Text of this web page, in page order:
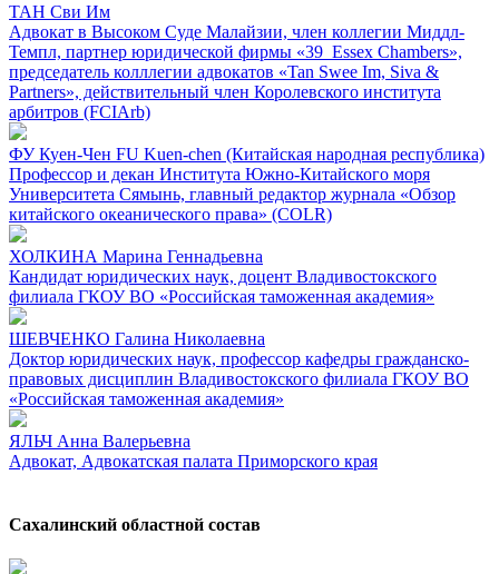
ТАН Сви Им
Адвокат в Высоком Суде Малайзии, член коллегии Миддл-
Темпл, партнер юридической фирмы «39 Essex Chambers»,
председатель колллегии адвокатов «Tan Swee Im, Siva &
Partners», действительный член Королевского института
арбитров (FCIArb)
ФУ Куен-Чен FU Kuen-chen (Китайская народная республика)
Профессор и декан Института Южно-Китайского моря
Университета Сямынь, главный редактор журнала «Обзор
китайского океанического права» (COLR)
ХОЛКИНА Марина Геннадьевна
Кандидат юридических наук, доцент Владивостокского
филиала ГКОУ ВО «Российская таможенная академия»
ШЕВЧЕНКО Галина Николаевна
Доктор юридических наук, профессор кафедры гражданско-
правовых дисциплин Владивостокского филиала ГКОУ ВО
«Российская таможенная академия»
ЯЛЬЧ Анна Валерьевна
Адвокат, Адвокатская палата Приморского края
Сахалинский областной состав